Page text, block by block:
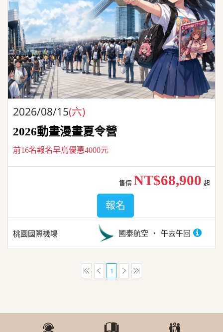
2026/08/15(六)
2026動畫漫畫夏令營
前16名報名早鳥優惠4000元
桃園國際機場 國泰航空 午去午回
售價 NT$68,900 起
報名
1